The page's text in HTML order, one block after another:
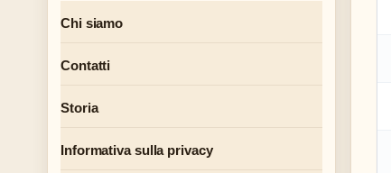
Chi siamo
Contatti
Storia
Informativa sulla privacy